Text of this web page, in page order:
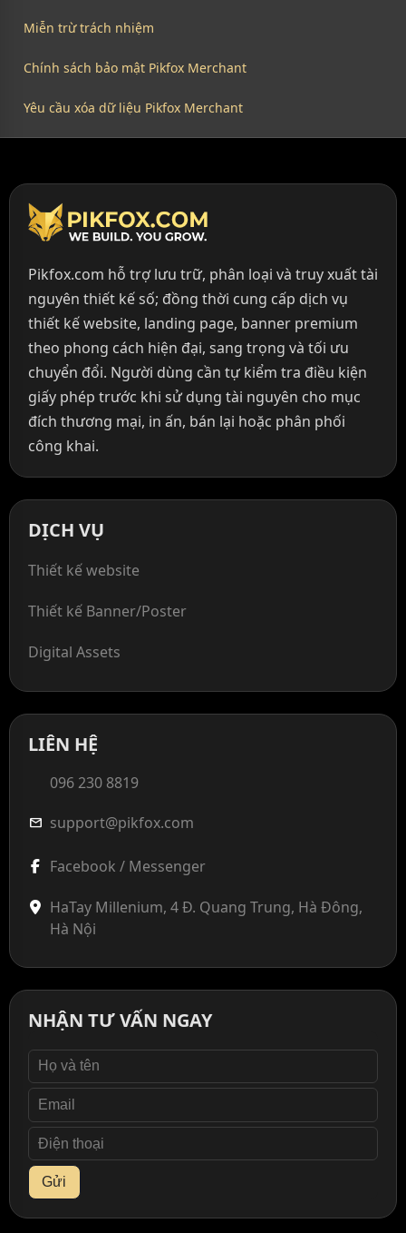
Miễn trừ trách nhiệm
Chính sách bảo mật Pikfox Merchant
Yêu cầu xóa dữ liệu Pikfox Merchant
Pikfox.com hỗ trợ lưu trữ, phân loại và truy xuất tài
nguyên thiết kế số; đồng thời cung cấp dịch vụ
thiết kế website, landing page, banner premium
theo phong cách hiện đại, sang trọng và tối ưu
chuyển đổi. Người dùng cần tự kiểm tra điều kiện
giấy phép trước khi sử dụng tài nguyên cho mục
đích thương mại, in ấn, bán lại hoặc phân phối
công khai.
DỊCH VỤ
Thiết kế website
Thiết kế Banner/Poster
Digital Assets
LIÊN HỆ
096 230 8819
mail support@pikfox.com
Facebook / Messenger
HaTay Millenium, 4 Đ. Quang Trung, Hà Đông,
Hà Nội
NHẬN TƯ VẤN NGAY
Gửi